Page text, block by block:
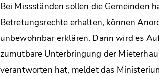
Bei Missständen sollen die Gemeinden
Betretungsrechte erhalten, können
unbewohnbar erklären. Dann wird es
zumutbare Unterbringung der
verantworten hat, meldet das